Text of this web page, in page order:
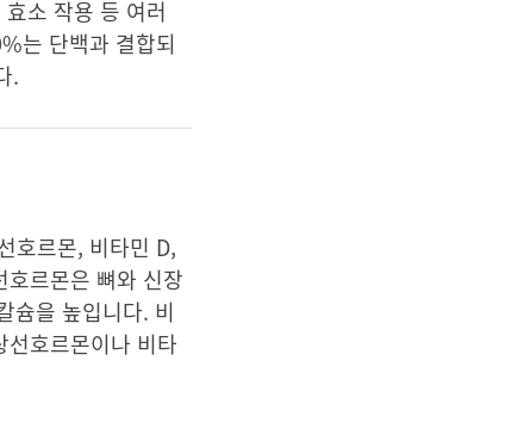
소 작용 등 여러
는 단백과 결합되
.
호르몬, 비타민 D,
르몬은 뼈와 신장
슘을 높입니다. 비
호르몬이나 비타